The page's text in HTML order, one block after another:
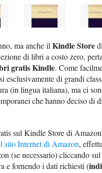
ma anche ilKindle Storedi
di libri a costo zero,
gratis Kindle. Come
esclusivamente di grandi
(in lingua italiana), ma ci
che hanno deciso di
sul Kindle Store di
sito Internet di Amazon,
(se necessario) cliccando
e fornendo i dati richiesti (